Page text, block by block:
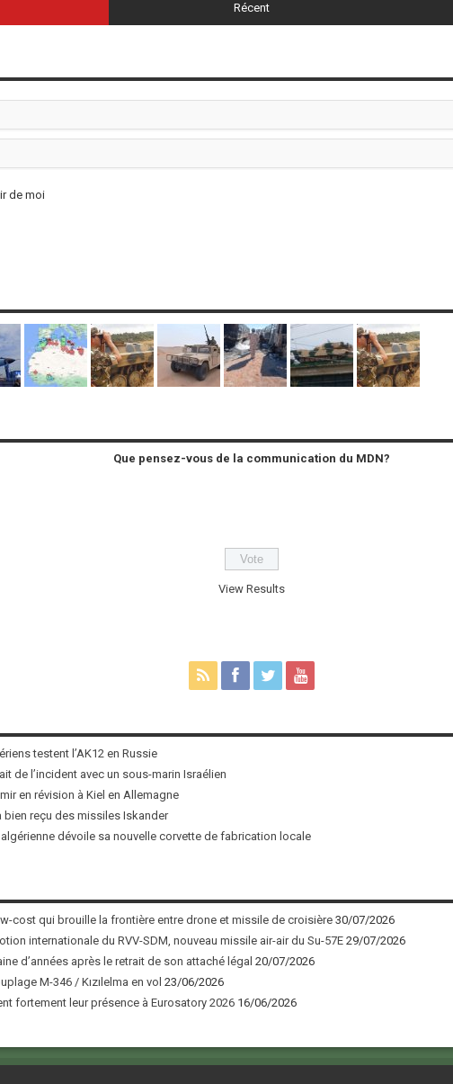
Récent
de moi
Que pensez-vous de la communication du MDN?
View Results
testent l’AK12 en Russie
de l’incident avec un sous-marin Israélien
en révision à Kiel en Allemagne
bien reçu des missiles Iskander
dévoile sa nouvelle corvette de fabrication locale
cost qui brouille la frontière entre drone et missile de croisière 30/07/2026
internationale du RVV-SDM, nouveau missile air-air du Su-57E 29/07/2026
d’années après le retrait de son attaché légal 20/07/2026
M-346 / Kızılelma en vol 23/06/2026
fortement leur présence à Eurosatory 2026 16/06/2026